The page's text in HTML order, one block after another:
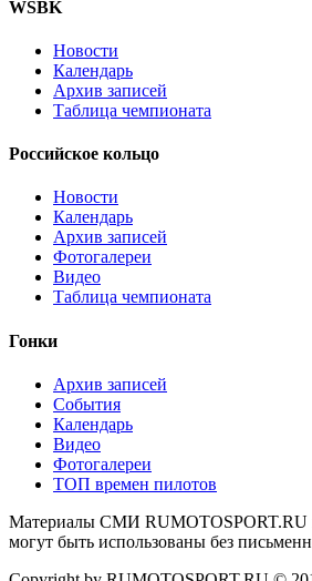
WSBK
Новости
Календарь
Архив записей
Таблица чемпионата
Российское кольцо
Новости
Календарь
Архив записей
Фотогалереи
Видео
Таблица чемпионата
Гонки
Архив записей
События
Календарь
Видео
Фотогалереи
ТОП времен пилотов
Материалы СМИ RUMOTOSPORT.RU
могут быть использованы без